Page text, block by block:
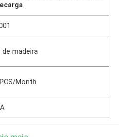
de madeira
Month